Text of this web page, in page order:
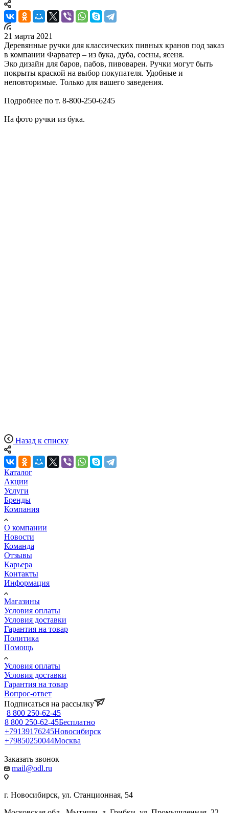
21 марта 2021
Деревянные ручки для классических пивных кранов под заказ
в компании Фарватер – из бука, дуба, сосны, ясеня.
Эко дизайн для баров, пабов, пивоварен. Ручки могут быть
покрыты краской на выбор покупателя. Удобные и
неповторимые. Только для вашего заведения.
Подробнее по т. 8-800-250-6245
На фото ручки из бука.
Назад к списку
Каталог
Акции
Услуги
Бренды
Компания
О компании
Новости
Команда
Отзывы
Карьера
Контакты
Информация
Магазины
Условия оплаты
Условия доставки
Гарантия на товар
Политика
Помощь
Условия оплаты
Условия доставки
Гарантия на товар
Вопрос-ответ
Подписаться на рассылку
8 800 250-62-45
8 800 250-62-45Бесплатно
+79139176245Новосибирск
+79850250044Москва
Заказать звонок
mail@odl.ru
г. Новосибирск, ул. Станционная, 54